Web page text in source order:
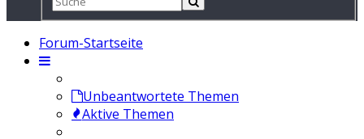
Forum-Startseite
Unbeantwortete Themen
Aktive Themen